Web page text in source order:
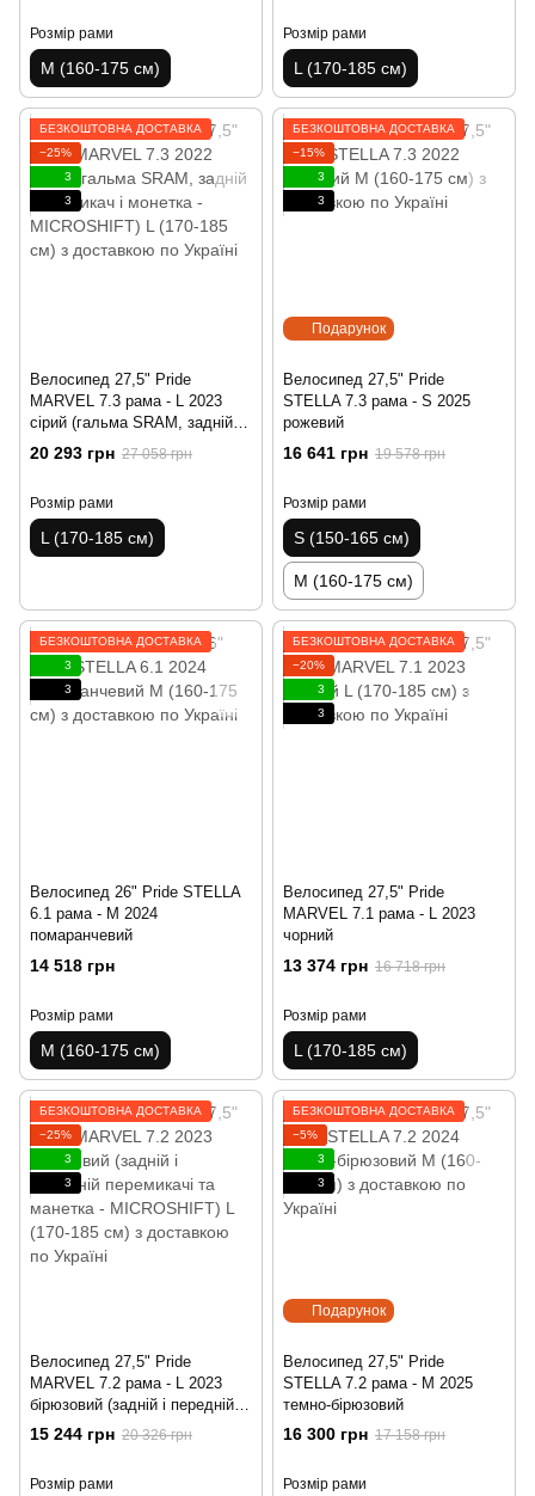
Розмір рами
M (160-175 см)
Розмір рами
L (170-185 см)
БЕЗКОШТОВНА ДОСТАВКА
−25%
3
3
Велосипед 27,5" Pride
MARVEL 7.3 рама - L 2023
сірий (гальма SRAM, задній
перемикач і манетка -
MICROSHIFT)
20 293 грн 27 058 грн
Розмір рами
L (170-185 см)
Подарунок
БЕЗКОШТОВНА ДОСТАВКА
−15%
3
3
Велосипед 27,5" Pride
STELLA 7.3 рама - S 2025
рожевий
16 641 грн 19 578 грн
Розмір рами
S (150-165 см)
M (160-175 см)
БЕЗКОШТОВНА ДОСТАВКА
3
3
Велосипед 26" Pride STELLA
6.1 рама - M 2024
помаранчевий
14 518 грн
Розмір рами
M (160-175 см)
БЕЗКОШТОВНА ДОСТАВКА
−20%
3
3
Велосипед 27,5" Pride
MARVEL 7.1 рама - L 2023
чорний
13 374 грн 16 718 грн
Розмір рами
L (170-185 см)
БЕЗКОШТОВНА ДОСТАВКА
−25%
3
3
Велосипед 27,5" Pride
MARVEL 7.2 рама - L 2023
бірюзовий (задній і передній
перемикачі та манетка -
MICROSHIFT)
15 244 грн 20 326 грн
Розмір рами
Подарунок
БЕЗКОШТОВНА ДОСТАВКА
−5%
3
3
Велосипед 27,5" Pride
STELLA 7.2 рама - M 2025
темно-бірюзовий
16 300 грн 17 158 грн
Розмір рами